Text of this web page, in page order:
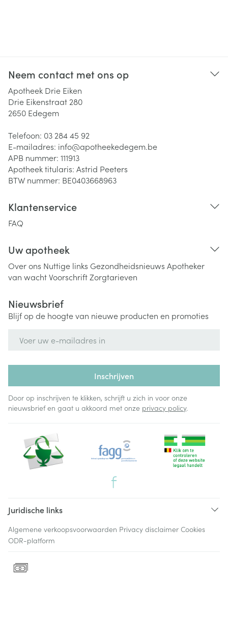
Neem contact met ons op
Apotheek Drie Eiken
Drie Eikenstraat 280
2650 Edegem
Telefoon: 03 284 45 92
E-mailadres: info@apotheekedegem.be
APB nummer: 111913
Apotheek titularis: Astrid Peeters
BTW nummer: BE0403668963
Klantenservice
FAQ
Uw apotheek
Over ons Nuttige links Gezondheidsnieuws Apotheker
van wachtVoorschriftZorgtarieven
Nieuwsbrief
Blijf op de hoogte van nieuwe producten en promoties
Inschrijven
Door op inschrijven te klikken, schrijft u zich in voor onze
nieuwsbrief en gaat u akkoord met onze privacy policy.
Juridische links
Algemene verkoopsvoorwaarden Privacy disclaimer Cookies
ODR-platform